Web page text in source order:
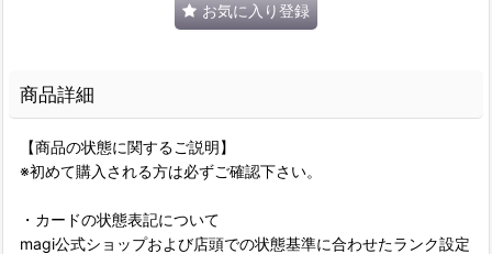
お気に入り登録
商品詳細
【商品の状態に関するご説明】
※初めて購入される方は必ずご確認下さい。
・カードの状態表記について
magi公式ショップおよび店頭での状態基準に合わせたランク設定